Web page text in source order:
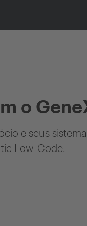
o
e seus
Low-Code.